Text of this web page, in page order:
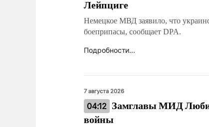
Лейпциге
Немецкое МВД заявило, что
боеприпасы, сообщает DPA.
Подробности...
7 августа 2026
04:12 Замглавы МИД
войны